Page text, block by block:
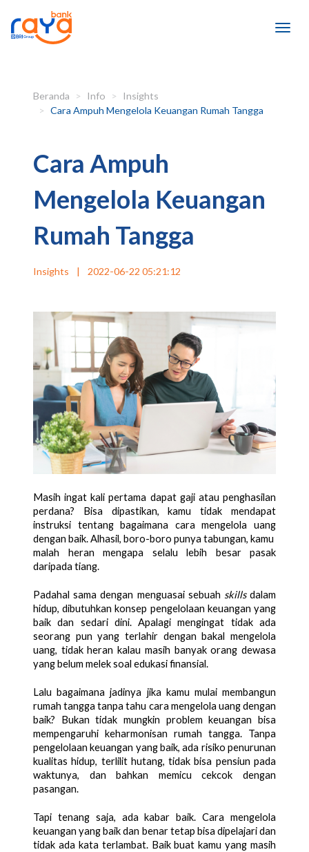
Beranda Info
Insights
Cara Ampuh Mengelola Keuangan Rumah Tangga
Cara Ampuh
Mengelola Keuangan
Rumah Tangga
Insights | 2022-06-22 05:21:12
Masih ingat kali pertama dapat gaji atau penghasilan
perdana? Bisa dipastikan, kamu tidak mendapat
instruksi tentang bagaimana cara mengelola uang
dengan baik. Alhasil, boro-boro punya tabungan, kamu
malah heran mengapa selalu lebih besar pasak
daripada tiang.
Padahal sama dengan menguasai sebuah skills dalam
hidup, dibutuhkan konsep pengelolaan keuangan yang
baik dan sedari dini. Apalagi mengingat tidak ada
seorang pun yang terlahir dengan bakal mengelola
uang, tidak heran kalau masih banyak orang dewasa
yang belum melek soal edukasi finansial.
Lalu bagaimana jadinya jika kamu mulai membangun
rumah tangga tanpa tahu cara mengelola uang dengan
baik? Bukan tidak mungkin problem keuangan bisa
mempengaruhi keharmonisan rumah tangga. Tanpa
pengelolaan keuangan yang baik, ada risiko penurunan
kualitas hidup, terlilit hutang, tidak bisa pensiun pada
waktunya, dan bahkan memicu cekcok dengan
pasangan.
Tapi tenang saja, ada kabar baik. Cara mengelola
keuangan yang baik dan benar tetap bisa dipelajari dan
tidak ada kata terlambat. Baik buat kamu yang masih